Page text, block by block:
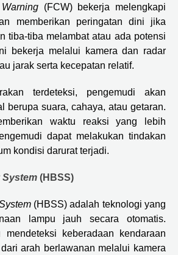
(FCW) bekerja melengkapi
memberikan peringatan dini jika
tiba-tiba melambat atau ada potensi
bekerja melalui kamera dan radar
jarak serta kecepatan relatif.
terdeteksi, pengemudi akan
berupa suara, cahaya, atau getaran.
waktu reaksi yang lebih
dapat melakukan tindakan
kondisi darurat terjadi.
System (HBSS)
(HBSS) adalah teknologi yang
lampu jauh secara otomatis.
keberadaan kendaraan
arah berlawanan melalui kamera